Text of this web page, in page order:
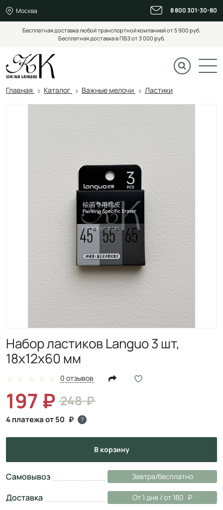
Москва 8 800 301-30-80
Бесплатная доставка любой транспортной компанией от 5 900 руб.
Бесплатная доставка в ПВЗ от 3 000 руб.
Главная Каталог Важные мелочи Ластики
Набор ластиков Languo 3 шт,
18х12х60 мм
0 отзывов
248
197
4 платежа от 50 ?
в корзину
Самовывоз Завтра/бесплатно
Доставка От 1 дня / от 180